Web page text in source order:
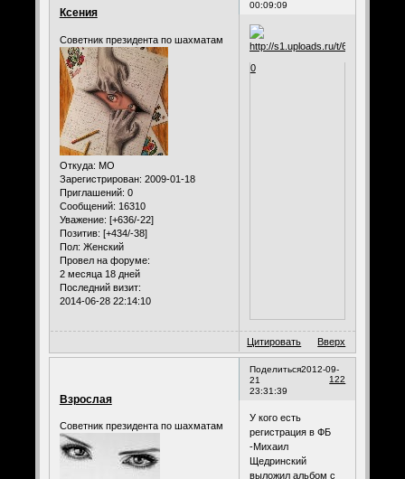
00:09:09
Ксения
Советник президента по шахматам
Откуда: МО
Зарегистрирован: 2009-01-18
Приглашений: 0
Сообщений: 16310
Уважение: [+636/-22]
Позитив: [+434/-38]
Пол: Женский
Провел на форуме:
2 месяца 18 дней
Последний визит:
2014-06-28 22:14:10
0
Цитировать Вверх
Поделиться
122
2012-09-
21
23:31:39
Взрослая
Советник президента по шахматам
У кого есть
регистрация в ФБ
-Михаил
Щедринский
выложил альбом с